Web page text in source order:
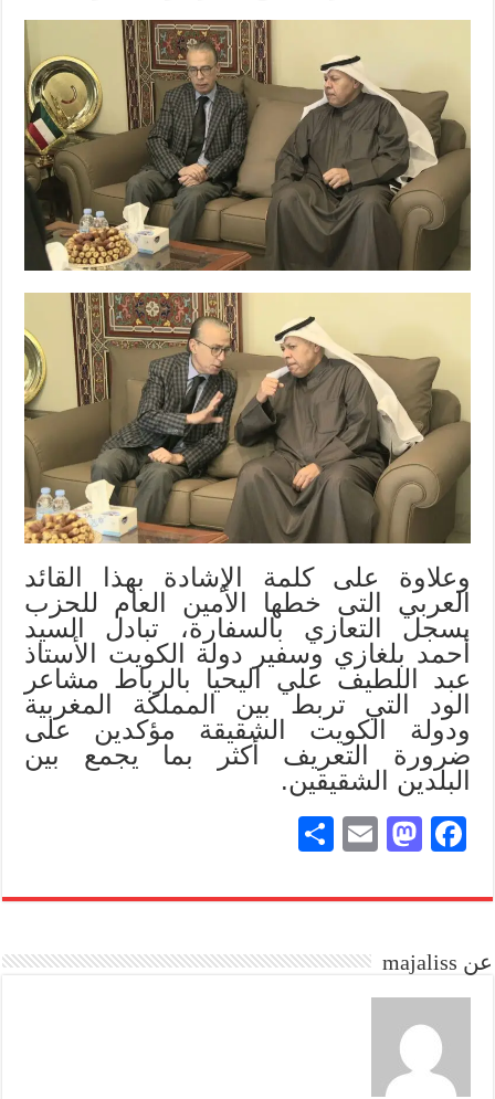
وعلاوة على كلمة الإشادة بهذا القائد
العربي التى خطها الأمين العام للحزب
بسجل التعازي بالسفارة، تبادل السيد
أحمد بلغازي وسفير دولة الكويت الأستاذ
عبد اللطيف علي اليحيا بالرباط مشاعر
الود التي تربط بين المملكة المغربية
ودولة الكويت الشقيقة مؤكدين على
ضرورة التعريف أكثر بما يجمع بين
البلدين الشقيقين.
Fa
bo
M
to
n
E
ail
re
عن majaliss